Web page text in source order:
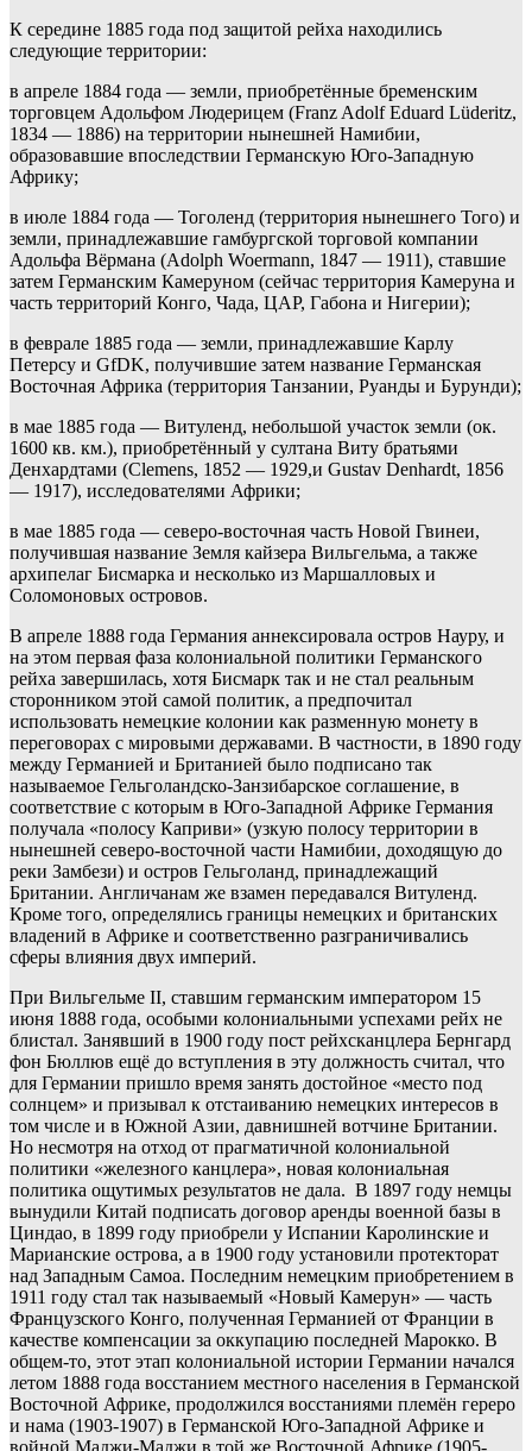
К середине 1885 года под защитой рейха находились
следующие территории:
в апреле 1884 года — земли, приобретённые бременским
торговцем Адольфом Людерицем (Franz Adolf Eduard Lüderitz,
1834 — 1886) на территории нынешней Намибии,
образовавшие впоследствии Германскую Юго-Западную
Африку;
в июле 1884 года — Тоголенд (территория нынешнего Того) и
земли, принадлежавшие гамбургской торговой компании
Адольфа Вёрмана (Adolph Woermann, 1847 — 1911), ставшие
затем Германским Камеруном (сейчас территория Камеруна и
часть территорий Конго, Чада, ЦАР, Габона и Нигерии);
в феврале 1885 года — земли, принадлежавшие Карлу
Петерсу и GfDK, получившие затем название Германская
Восточная Африка (территория Танзании, Руанды и Бурунди);
в мае 1885 года — Витуленд, небольшой участок земли (ок.
1600 кв. км.), приобретённый у султана Виту братьями
Денхардтами (Clemens, 1852 — 1929,и Gustav Denhardt, 1856
— 1917), исследователями Африки;
в мае 1885 года — северо-восточная часть Новой Гвинеи,
получившая название Земля кайзера Вильгельма, а также
архипелаг Бисмарка и несколько из Маршалловых и
Соломоновых островов.
В апреле 1888 года Германия аннексировала остров Науру, и
на этом первая фаза колониальной политики Германского
рейха завершилась, хотя Бисмарк так и не стал реальным
сторонником этой самой политик, а предпочитал
использовать немецкие колонии как разменную монету в
переговорах с мировыми державами. В частности, в 1890 году
между Германией и Британией было подписано так
называемое Гельголандско-Занзибарское соглашение, в
соответствие с которым в Юго-Западной Африке Германия
получала «полосу Каприви» (узкую полосу территории в
нынешней северо-восточной части Намибии, доходящую до
реки Замбези) и остров Гельголанд, принадлежащий
Британии. Англичанам же взамен передавался Витуленд.
Кроме того, определялись границы немецких и британских
владений в Африке и соответственно разграничивались
сферы влияния двух империй.
При Вильгельме II, ставшим германским императором 15
июня 1888 года, особыми колониальными успехами рейх не
блистал. Занявший в 1900 году пост рейхсканцлера Бернгард
фон Бюллюв ещё до вступления в эту должность считал, что
для Германии пришло время занять достойное «место под
солнцем» и призывал к отстаиванию немецких интересов в
том числе и в Южной Азии, давнишней вотчине Британии.
Но несмотря на отход от прагматичной колониальной
политики «железного канцлера», новая колониальная
политика ощутимых результатов не дала. В 1897 году немцы
вынудили Китай подписать договор аренды военной базы в
Циндао, в 1899 году приобрели у Испании Каролинские и
Марианские острова, а в 1900 году установили протекторат
над Западным Самоа. Последним немецким приобретением в
1911 году стал так называемый «Новый Камерун» — часть
Французского Конго, полученная Германией от Франции в
качестве компенсации за оккупацию последней Марокко. В
общем-то, этот этап колониальной истории Германии начался
летом 1888 года восстанием местного населения в Германской
Восточной Африке, продолжился восстаниями племён гереро
и нама (1903-1907) в Германской Юго-Западной Африке и
войной Маджи-Маджи в той же Восточной Африке (1905-